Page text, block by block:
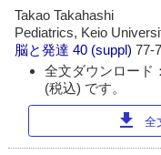
Takao Takahashi
Pediatrics, Keio
脳と発達 40 (suppl)77-
全文ダウンロード
(税込) です。
download 全